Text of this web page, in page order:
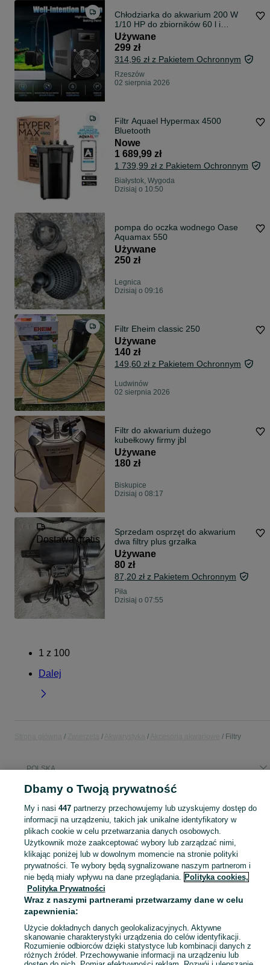
Chłodziarka do akwarium 200 W
1/10 HP do zbiorników 60 l i
hydroponiki
Używane
299 zł
314,96 zł z Pakietem Ochronnym
Rzeszów
02 sierpnia 2026
Filtr Aquael Hypermax 4500
Bluetooth
Nowe
1 689,99 zł
1 739,99 zł z Pakietem Ochronnym
Białystok, Wygoda
Dzisiaj o 10:50
pompa do oczka wodnego Oase
Aquamax 550
Używane
250 zł
Legnica
Dzisiaj o 09:16
Filtr Eheim classic 250
Używane
140 zł
149,60 zł z Pakietem Ochronnym
Ludwinów
02 sierpnia 2026
Filtr do akwarium dużego
kubełkowy firmy jbl
Używane
180 zł
Biskupice
Dzisiaj o 08:17
Dostawa gratis
Sprzedam osprzęt do akwarium
dwa filtry plus grzałka
Używane
80 zł
87,20 zł z Pakietem Ochronnym
Piła
Dzisiaj o 07:55
1 z 100
Dalej
Filtry
POLSKA
Sprzedaż filtrów akwariowych w Polsce ▶️ Wewnętrzne, zewnętrzne, kaskadowe, wkłady ✅ Nowe i używane w atrakcyjnych cenach ☝ Sprawdź ogłoszenia na OLX.pl!
Mapa kategorii
Mapa miejscowości
Mapa ministron
Popularne wyszukiwania
Dbamy o Twoją prywatność
My i nasi 447partnerzy przechowujemy lub uzyskujemy dostęp do
informacji na urządzeniu, takich jak unikalne identyfikatory w
plikach cookie w celu przetwarzania danych osobowych.
Użytkownik może zaakceptować wybory lub zarządzać nimi,
klikając poniżej lub w dowolnym momencie na stronie polityki
prywatności. Te wybory będą sygnalizowane naszym partnerom i
nie będą miały wpływu na dane przeglądania. Polityka cookies,
Polityka Prywatności
Wraz z naszymi partnerami przetwarzamy dane w celu
zapewnienia:
Użycie dokładnych danych geolokalizacyjnych. Aktywne
skanowanie charakterystyki urządzenia do celów identyfikacji.
Rozumienie odbiorców dzięki statystyce lub kombinacji danych z
różnych źródeł. Przechowywanie informacji na urządzeniu lub